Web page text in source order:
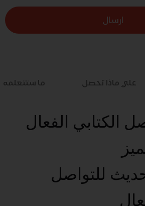
ارسال
علي ماذا تحصل ما ستتعلمه
الكتابي الفعال
للتواصل